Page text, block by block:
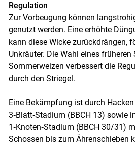
Regulation
Zur Vorbeugung können
genutzt werden. Eine erhöhte
kann diese Wicke zurückdrängen,
Unkräuter. Die Wahl eines
Sommerweizen verbessert die
durch den Striegel.
Eine Bekämpfung ist durch
3‑Blatt‑Stadium (BBCH 13) sowie
1‑Knoten‑Stadium (BBCH 30/31)
Schossen bis zum Ährenschieben